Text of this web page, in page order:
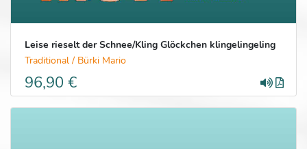
Leise rieselt der Schnee/Kling Glöckchen klingelingeling
Traditional / Bürki Mario
96,90 €